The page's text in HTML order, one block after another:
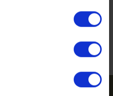
Instagram
og